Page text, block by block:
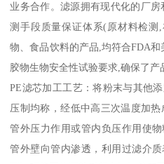
业务合作。滤源拥有现代化的厂
测手段质量保证体系(原材料检
物、食品饮料的产品,均符合FDA
胶物生物安全性试验要求,确保了产
PE滤芯加工工艺：将粉末与其他
压制均称，经低中高三次温度加
管外压力作用或管内负压作用使
管外壁向管内渗透，利用过滤介